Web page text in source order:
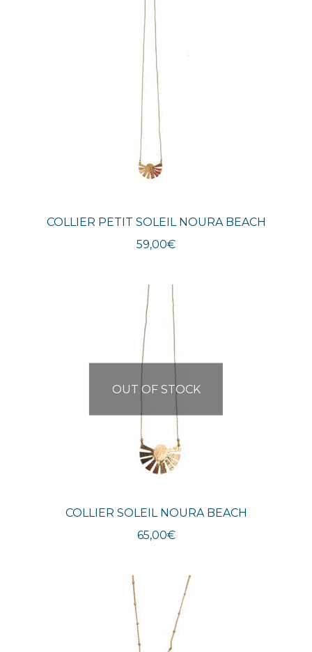
COLLIER PETIT SOLEIL NOURA BEACH
59,00€
OUT OF STOCK
COLLIER SOLEIL NOURA BEACH
65,00€